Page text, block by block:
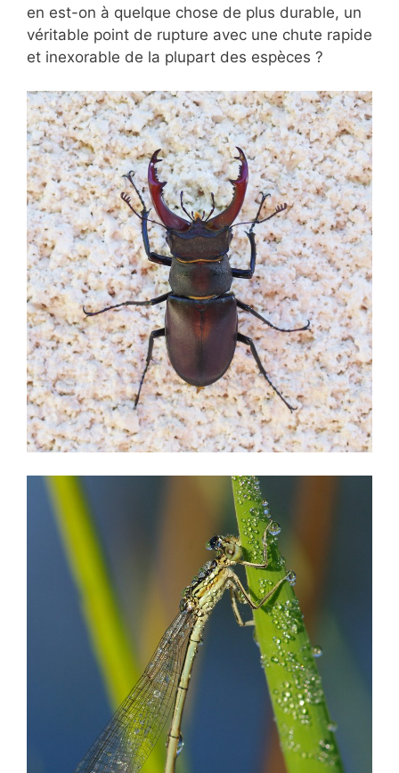
en est-on à quelque chose de plus durable, un
véritable point de rupture avec une chute rapide
et inexorable de la plupart des espèces ?